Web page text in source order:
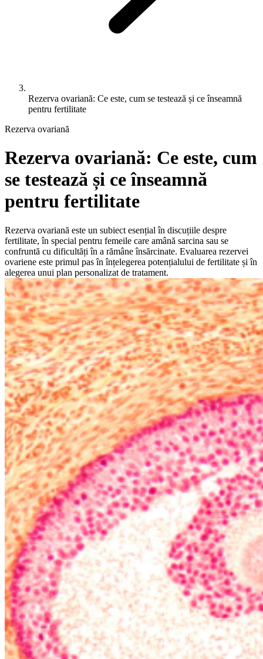
Rezerva ovariană: Ce este, cum se testează și ce înseamnă
pentru fertilitate
Rezerva ovariană
Rezerva ovariană: Ce este, cum
se testează și ce înseamnă
pentru fertilitate
Rezerva ovariană este un subiect esențial în discuțiile despre
fertilitate, în special pentru femeile care amână sarcina sau se
confruntă cu dificultăți în a rămâne însărcinate. Evaluarea rezervei
ovariene este primul pas în înțelegerea potențialului de fertilitate și în
alegerea unui plan personalizat de tratament.